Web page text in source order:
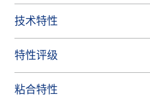
技术特性
特性评级
粘合特性